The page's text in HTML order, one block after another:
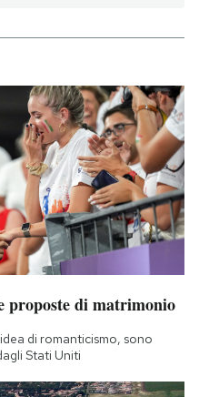
proposte di matrimonio
di romanticismo, sono
Stati Uniti